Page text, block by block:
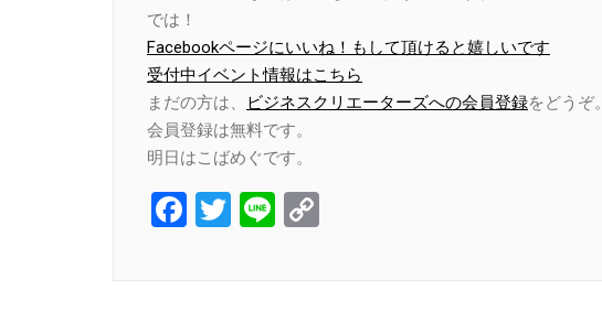
では！
Facebookページにいいね！もして頂けると嬉しいです
受付中イベント情報はこちら
まだの方は、
ビジネスクリエーターズへの会員登録をどうぞ。
会員登録は無料です。
明日はこばめぐです。
Facebook
Twitter
Line